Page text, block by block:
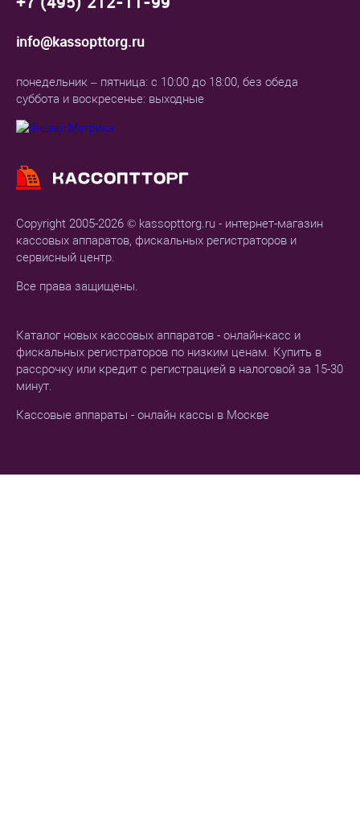
Copyright 2005-2026 © kassopttorg.ru - интернет-магазин
кассовых аппаратов, фискальных регистраторов и
сервисный центр.
Все права защищены.
Каталог новых кассовых аппаратов - онлайн-касс и
фискальных регистраторов по низким ценам. Купить в
рассрочку или кредит с регистрацией в налоговой за 15-30
минут.
Кассовые аппараты - онлайн кассы в Москве
info@kassopttorg.ru
понедельник – пятница: с 10:00 до 18:00, без обеда
суббота и воскресенье: выходные